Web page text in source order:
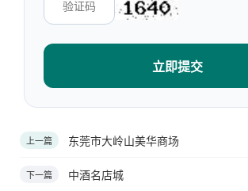
立即提交
上一篇 东莞市大岭山美华商场
下一篇 中酒名店城